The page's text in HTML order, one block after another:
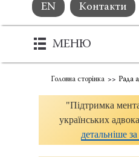
EN Контакти
МЕНЮ
Головна сторінка Рада
"Підтримка
українських
детальніше